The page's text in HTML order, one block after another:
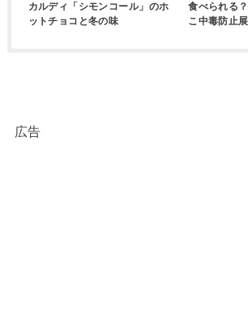
カルディ「シモンコール」のホ
ットチョコと冬の味
食べられる
こ中毒防止
広告